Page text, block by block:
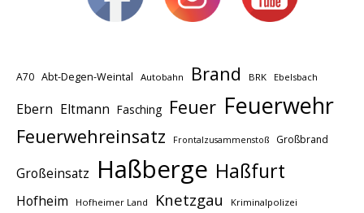
A70 Abt-Degen-Weintal Autobahn Brand BRK Ebelsbach
Ebern Eltmann Fasching Feuer Feuerwehr
Feuerwehreinsatz Frontalzusammenstoß Großbrand
Großeinsatz Haßberge Haßfurt
Hofheim Hofheimer Land Knetzgau Kriminalpolizei